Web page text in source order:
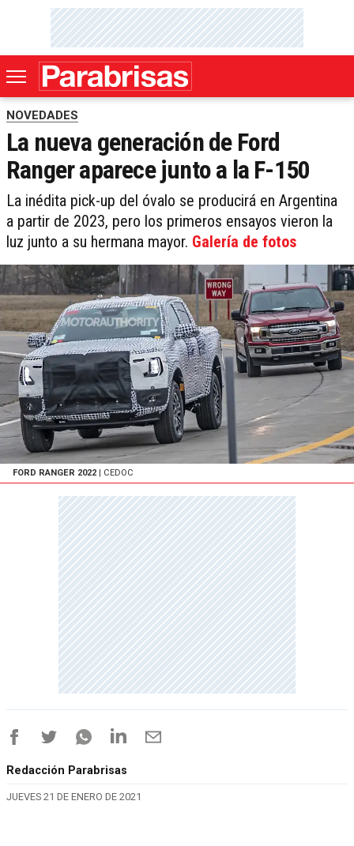
NOVEDADES
La nueva generación de Ford
Ranger aparece junto a la F-150
La inédita pick-up del óvalo se producirá en Argentina
a partir de 2023, pero los primeros ensayos vieron la
luz junto a su hermana mayor. Galería de fotos
FORD RANGER 2022 | CEDOC
Redacción Parabrisas
JUEVES 21 DE ENERO DE 2021